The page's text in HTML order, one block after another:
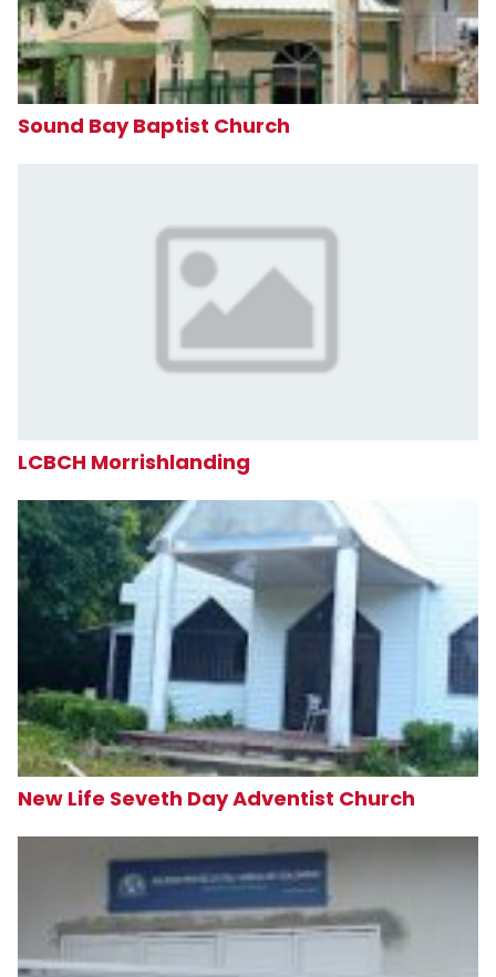
Sound Bay Baptist Church
LCBCH Morrishlanding
New Life Seveth Day Adventist Church